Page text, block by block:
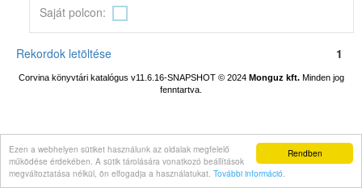
Rendben
Ezen a webhelyen sütiket használunk az oldalak megfelelő
működése érdekében. A sütik tárolására vonatkozó beállítások
megváltoztatása nélkül, ön elfogadja a használatukat. További információ.
Saját polcon:
Rekordok letöltése 1
Corvina könyvtári katalógus v11.6.16-SNAPSHOT© 2024 Monguz kft.Minden jog
fenntartva.